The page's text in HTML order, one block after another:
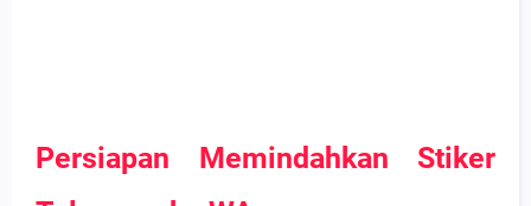
Persiapan Memindahkan Stiker